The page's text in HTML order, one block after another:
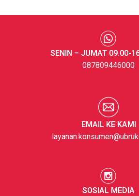
SENIN – JUMAT 09.00-
087809446000
EMAIL KE KAMI
SOSIAL MEDIA